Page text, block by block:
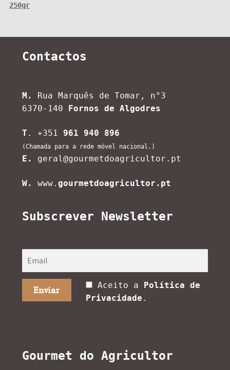
250gr
Contactos
M.
Rua Marquês de Tomar, n°3
6370-140
Fornos de Algodres
T . +351 961 940 896
(Chamada para a rede móvel nacional.)
E. geral@gourmetdoagricultor.pt
W. www. gourmetdoagricultor.pt
Subscrever Newsletter
Aceito a Política de
Privacidade .
Gourmet do Agricultor